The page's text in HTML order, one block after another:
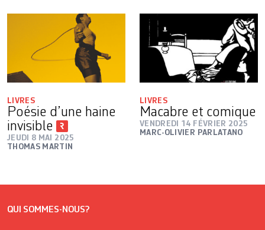
LIVRES
Poésie d’une haine
invisible
JEUDI 8 MAI 2025
THOMAS MARTIN
LIVRES
Macabre et comique
VENDREDI 14 FÉVRIER 2025
MARC-OLIVIER PARLATANO
QUI SOMMES-NOUS?